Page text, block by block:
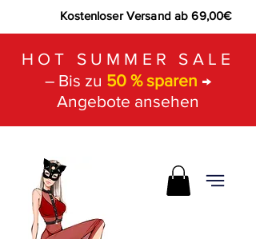
Kostenloser Versand ab 69,00€
HOT SUMMER SALE
– Bis zu 50 % sparen →
Angebote ansehen